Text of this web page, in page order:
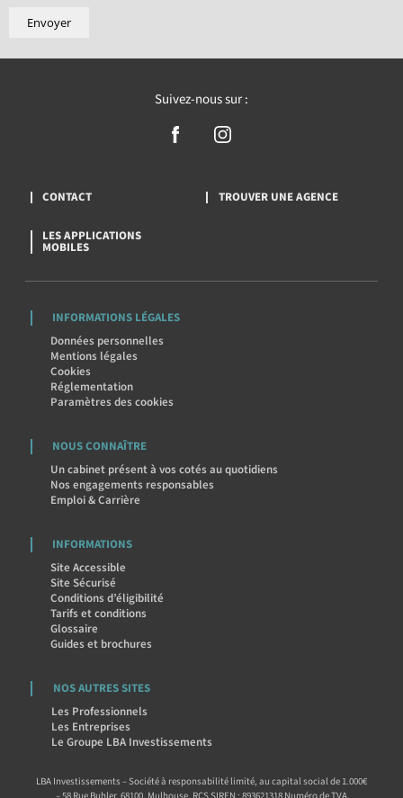
Suivez-nous sur :
CONTACT TROUVER UNE AGENCE
LES APPLICATIONS
MOBILES
INFORMATIONS LÉGALES
Données personnelles
Mentions légales
Cookies
Réglementation
Paramètres des cookies
NOUS CONNAÎTRE
Un cabinet présent à vos cotés au quotidiens
Nos engagements responsables
Emploi & Carrière
INFORMATIONS
Site Accessible
Site Sécurisé
Conditions d’éligibilité
Tarifs et conditions
Glossaire
Guides et brochures
NOS AUTRES SITES
Les Professionnels
Les Entreprises
Le Groupe LBA Investissements
LBA Investissements – Société à responsabilité limité, au capital social de 1.000€